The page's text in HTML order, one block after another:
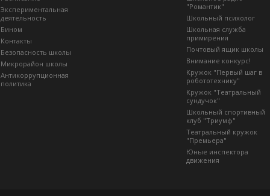
Экспериментальная
деятельность
Бином
Контакты
Безопасность школы
Микрорайон школы
Антикоррупционная
политика
"Романтик"
Школьный психолог
Школьная служба
примирения
Почтовый ящик школы
Внимание конкурс!
Кружок "Первый шаг в
робототехнику"
Кружок "Театральный
сундучок"
Школьный спортивный
клуб "Триумф"
Театральный кружок
"Премьера"
Юные инспектора
движения